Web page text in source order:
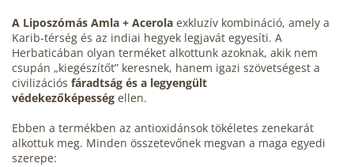
A Liposzómás Amla + Acerola exkluzív kombináció, amely a
Karib-térség és az indiai hegyek legjavát egyesíti. A
Herbaticában olyan terméket alkottunk azoknak, akik nem
csupán „kiegészítőt” keresnek, hanem igazi szövetségest a
civilizációs fáradtság és a legyengült
védekezőképesség ellen.
Ebben a termékben az antioxidánsok tökéletes zenekarát
alkottuk meg. Minden összetevőnek megvan a maga egyedi
szerepe: